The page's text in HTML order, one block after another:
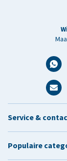
Service &
Populaire